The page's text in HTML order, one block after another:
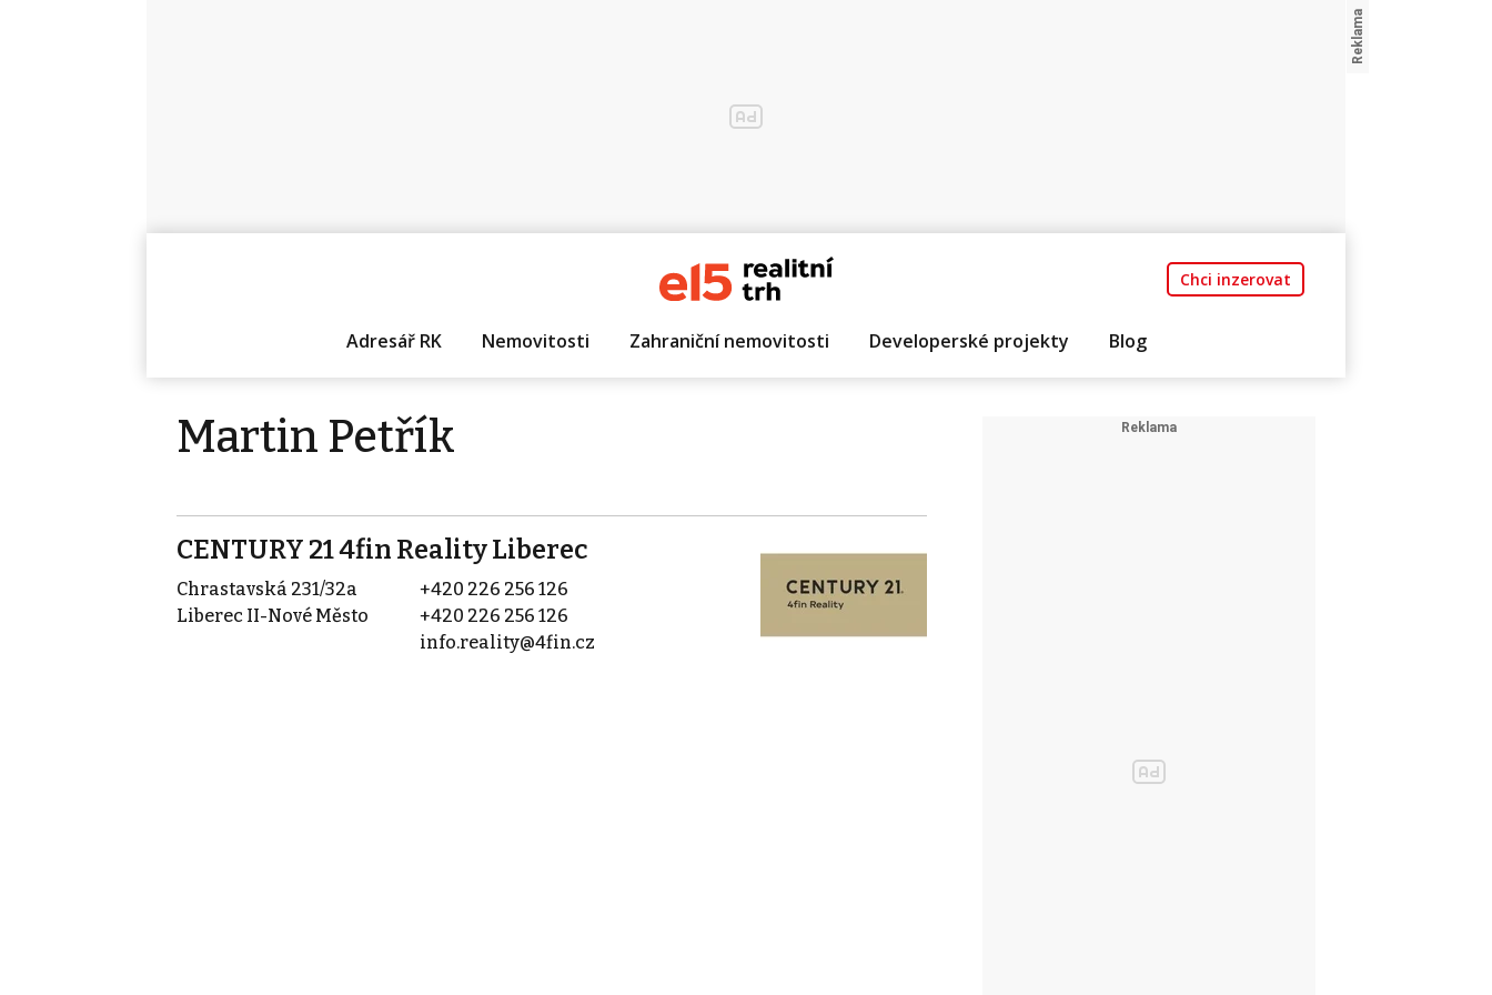
Chci inzerovat
Adresář RK Nemovitosti Zahraniční nemovitosti Developerské projekty Blog
Martin Petřík
CENTURY 21 4fin Reality Liberec
Chrastavská 231/32a
Liberec II-Nové Město
+420 226 256 126
+420 226 256 126
info.reality@4fin.cz